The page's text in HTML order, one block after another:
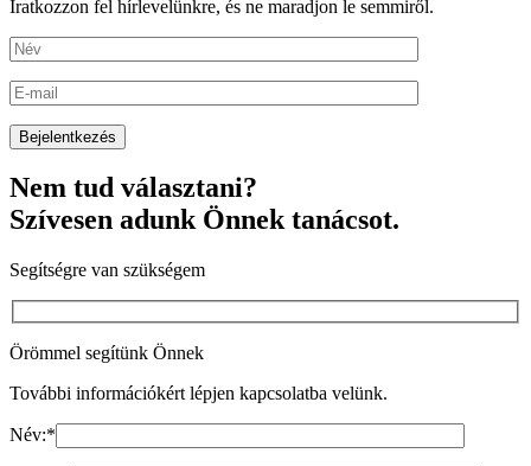
Iratkozzon fel hírlevelünkre, és ne maradjon le semmiről.
Nem tud választani?
Szívesen adunk Önnek tanácsot.
Segítségre van szükségem
Örömmel segítünk Önnek
További információkért lépjen kapcsolatba velünk.
Név:*